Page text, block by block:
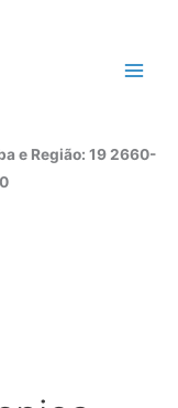
e Região: 19 2660-